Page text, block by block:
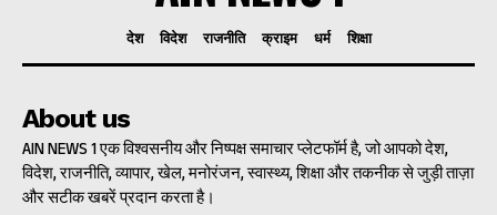
देश विदेश राजनीति क्राइम धर्म शिक्षा
About us
AIN NEWS 1 एक विश्वसनीय और निष्पक्ष समाचार प्लेटफॉर्म है, जो आपको देश,
विदेश, राजनीति, व्यापार, खेल, मनोरंजन, स्वास्थ्य, शिक्षा और तकनीक से जुड़ी ताज़ा
और सटीक खबरें प्रदान करता है।